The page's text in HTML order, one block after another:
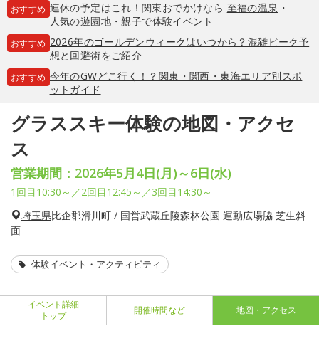
おすすめ 連休の予定はこれ！関東おでかけなら 至福の温泉 ・
人気の遊園地・親子で体験イベント
おすすめ 2026年のゴールデンウィークはいつから？混雑ピーク予
想と回避術をご紹介
おすすめ 今年のGWどこ行く！？関東・関西・東海エリア別スポ
ットガイド
グラススキー体験の地図・アクセ
ス
営業期間：2026年5月4日(月)～6日(水)
1回目10:30～／2回目12:45～／3回目14:30～
埼玉県比企郡滑川町 / 国営武蔵丘陵森林公園 運動広場脇 芝生斜
面
体験イベント・アクティビティ
イベント詳細
トップ
開催時間など 地図・アクセス